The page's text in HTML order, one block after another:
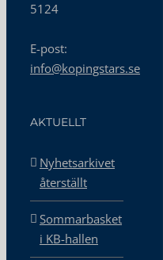
5124
E-post:
info@kopingstars.se
AKTUELLT
Nyhetsarkivet
återställt
Sommarbasket
i KB-hallen